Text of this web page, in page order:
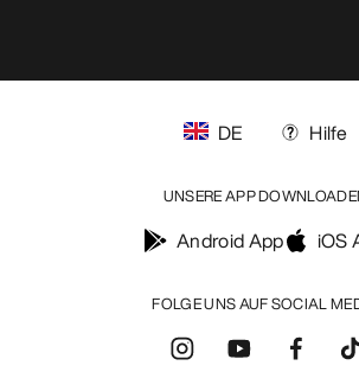
FOLGE UNS AUF SOCIAL
DE Hilfe
UNSERE APP
Android App iOS